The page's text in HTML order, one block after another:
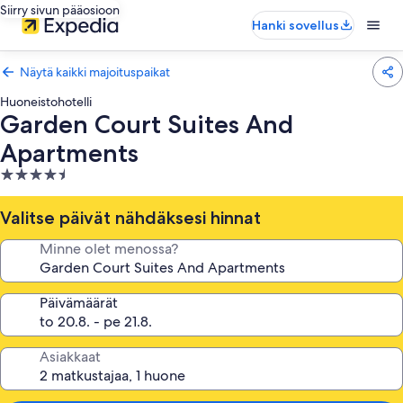
Siirry sivun pääosioon
Hanki sovellus
Näytä kaikki majoituspaikat
Huoneistohotelli
Garden Court Suites And
Apartments
4.5
tähden
majoituspaikka
Valitse päivät nähdäksesi hinnat
Minne olet menossa?
Päivämäärät
Asiakkaat